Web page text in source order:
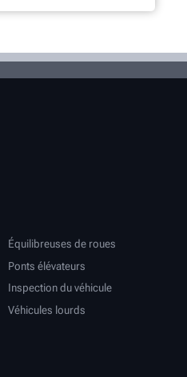
Équilibreuses de roues
Ponts élévateurs
Inspection du véhicule
Véhicules lourds